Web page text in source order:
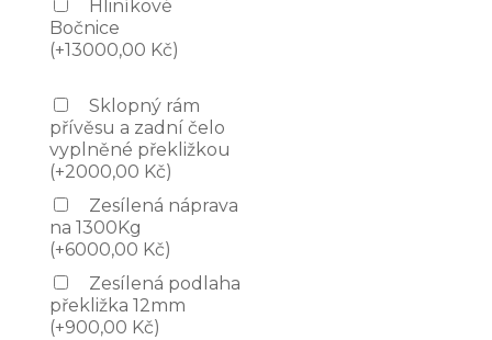
Hliníkové
Bočnice
(+13000,00 Kč)
Sklopný rám
přívěsu a zadní čelo
vyplněné překližkou
(+2000,00 Kč)
Zesílená náprava
na 1300Kg
(+6000,00 Kč)
Zesílená podlaha
překližka 12mm
(+900,00 Kč)